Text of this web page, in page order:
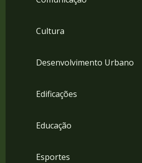
Cultura
Desenvolvimento Urbano
Edificações
Educação
Esportes